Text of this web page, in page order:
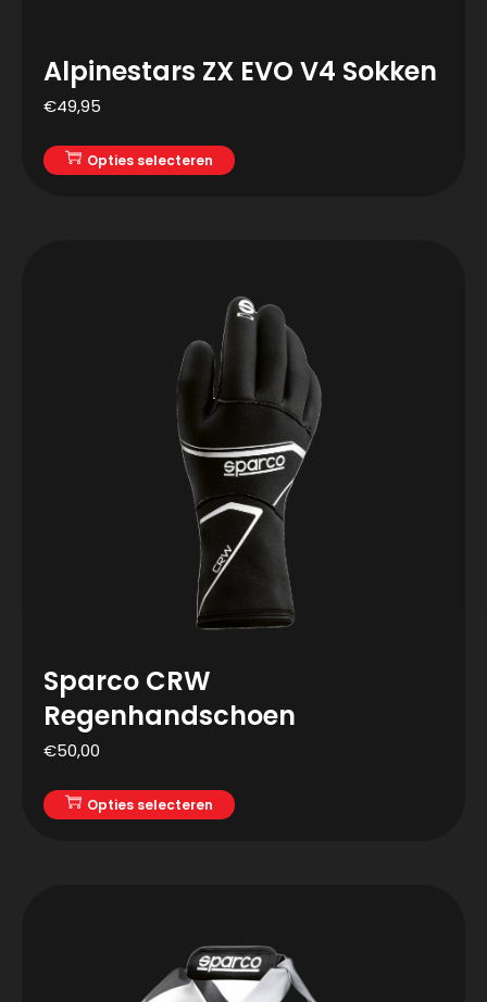
Alpinestars ZX EVO V4 Sokken
€49,95
Opties selecteren
Sparco CRW
Regenhandschoen
€50,00
Opties selecteren